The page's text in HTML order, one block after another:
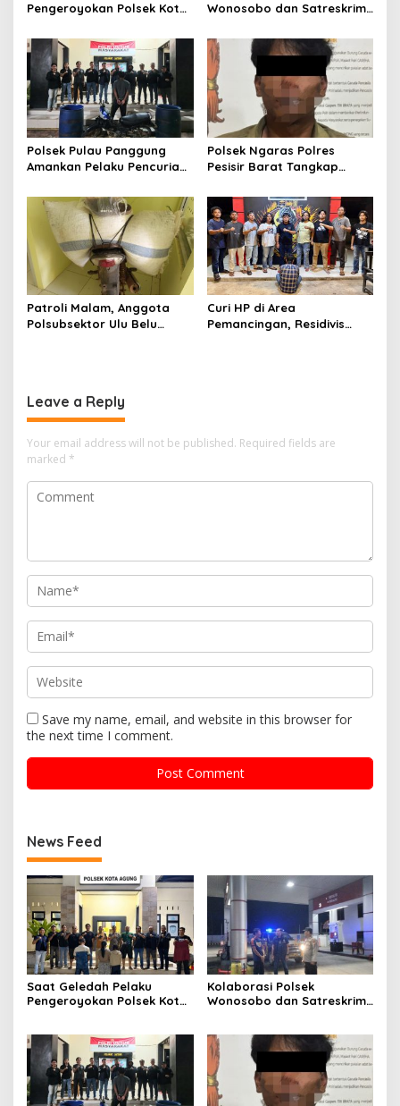
n
Pengeroyokan Polsek Kota
Presisi Polres Tanggamus
Amankan Satu Pria Dua
Wanita Terungkap Dugaan
Pengguna Narkoba
Wonosobo dan Satreskrim
Tindaklanjuti Informasi
Dugaan Pengecoran BBM
Subsidi di SPBU Lakaran
Polsek Pulau Panggung
Amankan Pelaku Pencurian
Bendungan Batu Tegi
Polsek Ngaras Polres
Pesisir Barat Tangkap
ke Bangka Belitung
Patroli Malam, Anggota
Polsubsektor Ulu Belu
Curi HP di Area
Pemancingan, Residivis
Leave a Reply
Your email address will not be published. Required fields are
marked *
Save my name, email, and website in this browser for
the next time I comment.
News Feed
Saat Geledah Pelaku
Pengeroyokan Polsek Kota
Amankan Satu Pria Dua
Wanita Terungkap Dugaan
Pengguna Narkoba
Kolaborasi Polsek
Wonosobo dan Satreskrim
Dugaan Pengecoran BBM
Subsidi di SPBU Lakaran